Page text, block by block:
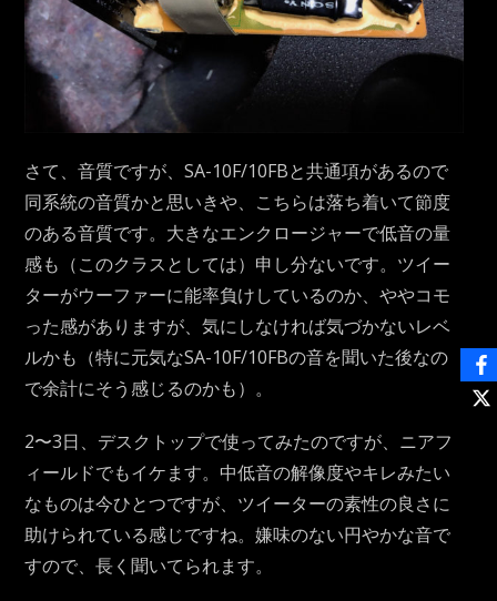
さて、音質ですが、SA-10F/10FBと共通項があるので
同系統の音質かと思いきや、こちらは落ち着いて節度
のある音質です。大きなエンクロージャーで低音の量
感も（このクラスとしては）申し分ないです。ツイー
ターがウーファーに能率負けしているのか、ややコモ
った感がありますが、気にしなければ気づかないレベ
ルかも（特に元気なSA-10F/10FBの音を聞いた後なの
で余計にそう感じるのかも）。
2〜3日、デスクトップで使ってみたのですが、ニアフ
ィールドでもイケます。中低音の解像度やキレみたい
なものは今ひとつですが、ツイーターの素性の良さに
助けられている感じですね。嫌味のない円やかな音で
すので、長く聞いてられます。